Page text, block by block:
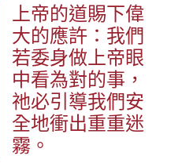
上帝的道賜下偉
大的應許：我們
若委身做上帝眼
中看為對的事，
祂必引導我們安
全地衝出重重迷
霧。